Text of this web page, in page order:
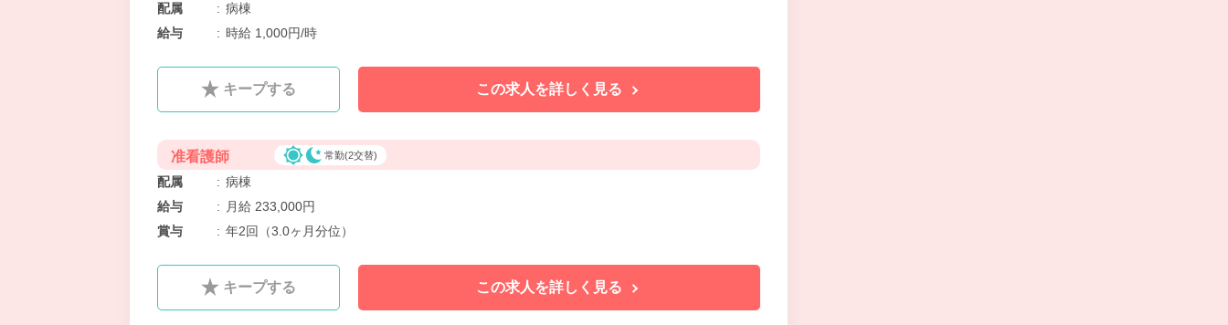
配属 : 病棟
給与
: 時給 1,000円/時
キープする この求人を詳しく見る
准看護師 常勤(2交替)
配属 : 病棟
給与
:
月給 233,000円
賞与
: 年2回（3.0ヶ月分位）
キープする この求人を詳しく見る